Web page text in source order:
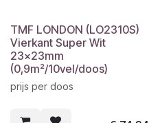
TMF LONDON (LO2310S)
Vierkant Super Wit
23x23mm
(0,9m²/10vel/doos)
prijs per doos